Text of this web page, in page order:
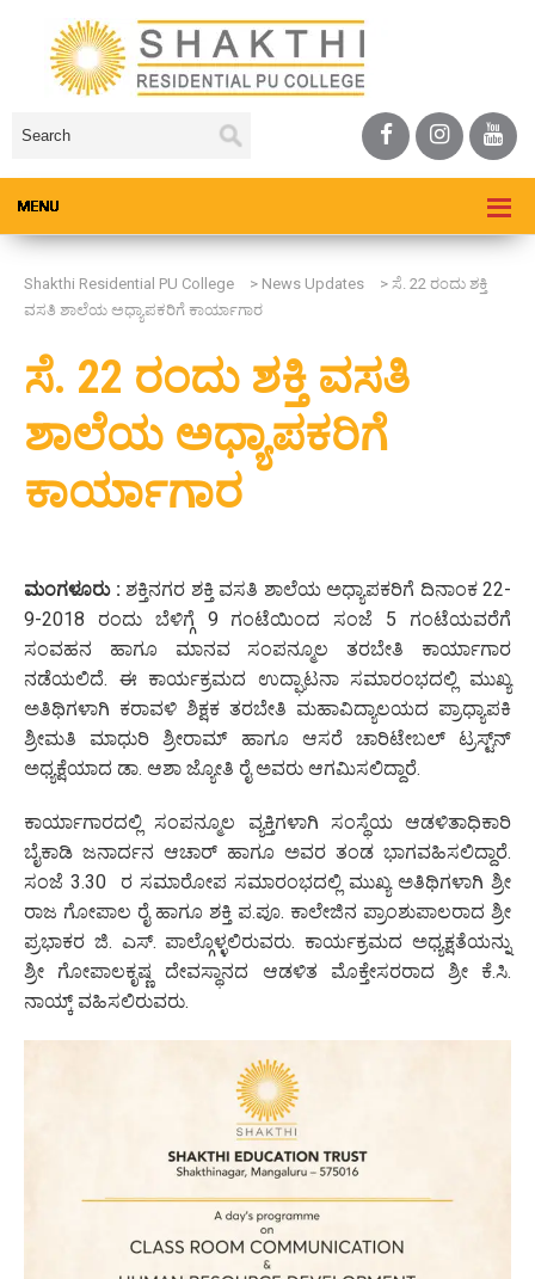
Shakthi Residential PU College > News Updates > ಸೆ. 22 ರಂದು ಶಕ್ತಿ
ವಸತಿ ಶಾಲೆಯ ಅಧ್ಯಾಪಕರಿಗೆ ಕಾರ್ಯಾಗಾರ
ಸೆ. 22 ರಂದು ಶಕ್ತಿ ವಸತಿ
ಶಾಲೆಯ ಅಧ್ಯಾಪಕರಿಗೆ
ಕಾರ್ಯಾಗಾರ
ಮಂಗಳೂರು :ಶಕ್ತಿನಗರ ಶಕ್ತಿ ವಸತಿ ಶಾಲೆಯ ಅಧ್ಯಾಪಕರಿಗೆ ದಿನಾಂಕ 22-
9-2018 ರಂದು ಬೆಳಿಗ್ಗೆ 9 ಗಂಟೆಯಿಂದ ಸಂಜೆ 5 ಗಂಟೆಯವರೆಗೆ
ಸಂವಹನ ಹಾಗೂ ಮಾನವ ಸಂಪನ್ಮೂಲ ತರಬೇತಿ ಕಾರ್ಯಾಗಾರ
ನಡೆಯಲಿದೆ. ಈ ಕಾರ್ಯಕ್ರಮದ ಉದ್ಘಾಟನಾ ಸಮಾರಂಭದಲ್ಲಿ ಮುಖ್ಯ
ಅತಿಥಿಗಳಾಗಿ ಕರಾವಳಿ ಶಿಕ್ಷಕ ತರಬೇತಿ ಮಹಾವಿದ್ಯಾಲಯದ ಪ್ರಾಧ್ಯಾಪಕಿ
ಶ್ರೀಮತಿ ಮಾಧುರಿ ಶ್ರೀರಾಮ್ ಹಾಗೂ ಆಸರೆ ಚಾರಿಟೇಬಲ್ ಟ್ರಸ್ಟ್‌ನ್
ಅಧ್ಯಕ್ಷೆಯಾದ ಡಾ. ಆಶಾ ಜ್ಯೋತಿ ರೈ ಅವರು ಆಗಮಿಸಲಿದ್ದಾರೆ.
ಕಾರ್ಯಾಗಾರದಲ್ಲಿ ಸಂಪನ್ಮೂಲ ವ್ಯಕ್ತಿಗಳಾಗಿ ಸಂಸ್ಥೆಯ ಆಡಳಿತಾಧಿಕಾರಿ
ಬೈಕಾಡಿ ಜನಾರ್ದನ ಆಚಾರ್ ಹಾಗೂ ಅವರ ತಂಡ ಭಾಗವಹಿಸಲಿದ್ದಾರೆ.
ಸಂಜೆ 3.30 ರ ಸಮಾರೋಪ ಸಮಾರಂಭದಲ್ಲಿ ಮುಖ್ಯ ಅತಿಥಿಗಳಾಗಿ ಶ್ರೀ
ರಾಜ ಗೋಪಾಲ ರೈ ಹಾಗೂ ಶಕ್ತಿ ಪ.ಪೂ. ಕಾಲೇಜಿನ ಪ್ರಾಂಶುಪಾಲರಾದ ಶ್ರೀ
ಪ್ರಭಾಕರ ಜಿ. ಎಸ್. ಪಾಲ್ಗೊಳ್ಳಲಿರುವರು. ಕಾರ್ಯಕ್ರಮದ ಅಧ್ಯಕ್ಷತೆಯನ್ನು
ಶ್ರೀ ಗೋಪಾಲಕೃಷ್ಣ ದೇವಸ್ಥಾನದ ಆಡಳಿತ ಮೊಕ್ತೇಸರರಾದ ಶ್ರೀ ಕೆ.ಸಿ.
ನಾಯ್ಕ್ ವಹಿಸಲಿರುವರು.